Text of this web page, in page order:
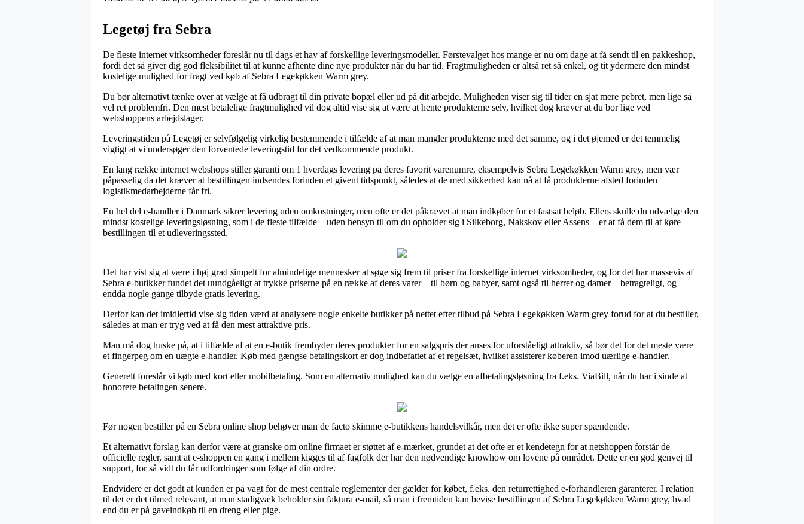
Legetøj fra Sebra
De fleste internet virksomheder foreslår nu til dags et hav af forskellige leveringsmodeller. Førstevalget hos mange er nu om dage at få sendt til en pakkeshop,
fordi det så giver dig god fleksibilitet til at kunne afhente dine nye produkter når du har tid. Fragtmuligheden er altså ret så enkel, og tit ydermere den mindst
kostelige mulighed for fragt ved køb af Sebra Legekøkken Warm grey.
Du bør alternativt tænke over at vælge at få udbragt til din private bopæl eller ud på dit arbejde. Muligheden viser sig til tider en sjat mere pebret, men lige så
vel ret problemfri. Den mest betalelige fragtmulighed vil dog altid vise sig at være at hente produkterne selv, hvilket dog kræver at du bor lige ved
webshoppens arbejdslager.
Leveringstiden på Legetøj er selvfølgelig virkelig bestemmende i tilfælde af at man mangler produkterne med det samme, og i det øjemed er det temmelig
vigtigt at vi undersøger den forventede leveringstid for det vedkommende produkt.
En lang række internet webshops stiller garanti om 1 hverdags levering på deres favorit varenumre, eksempelvis Sebra Legekøkken Warm grey, men vær
påpasselig da det kræver at bestillingen indsendes forinden et givent tidspunkt, således at de med sikkerhed kan nå at få produkterne afsted forinden
logistikmedarbejderne får fri.
En hel del e-handler i Danmark sikrer levering uden omkostninger, men ofte er det påkrævet at man indkøber for et fastsat beløb. Ellers skulle du udvælge den
mindst kostelige leveringsløsning, som i de fleste tilfælde – uden hensyn til om du opholder sig i Silkeborg, Nakskov eller Assens – er at få dem til at køre
bestillingen til et udleveringssted.
Det har vist sig at være i høj grad simpelt for almindelige mennesker at søge sig frem til priser fra forskellige internet virksomheder, og for det har massevis af
Sebra e-butikker fundet det uundgåeligt at trykke priserne på en række af deres varer – til børn og babyer, samt også til herrer og damer – betragteligt, og
endda nogle gange tilbyde gratis levering.
Derfor kan det imidlertid vise sig tiden værd at analysere nogle enkelte butikker på nettet efter tilbud på Sebra Legekøkken Warm grey forud for at du bestiller,
således at man er tryg ved at få den mest attraktive pris.
Man må dog huske på, at i tilfælde af at en e-butik frembyder deres produkter for en salgspris der anses for uforståeligt attraktiv, så bør det for det meste være
et fingerpeg om en uægte e-handler. Køb med gængse betalingskort er dog indbefattet af et regelsæt, hvilket assisterer køberen imod uærlige e-handler.
Generelt foreslår vi køb med kort eller mobilbetaling. Som en alternativ mulighed kan du vælge en afbetalingsløsning fra f.eks. ViaBill, når du har i sinde at
honorere betalingen senere.
Før nogen bestiller på en Sebra online shop behøver man de facto skimme e-butikkens handelsvilkår, men det er ofte ikke super spændende.
Et alternativt forslag kan derfor være at granske om online firmaet er støttet af e-mærket, grundet at det ofte er et kendetegn for at netshoppen forstår de
officielle regler, samt at e-shoppen en gang i mellem kigges til af fagfolk der har den nødvendige knowhow om lovene på området. Dette er en god genvej til
support, for så vidt du får udfordringer som følge af din ordre.
Endvidere er det godt at kunden er på vagt for de mest centrale reglementer der gælder for købet, f.eks. den returrettighed e-forhandleren garanterer. I relation
til det er det tilmed relevant, at man stadigvæk beholder sin faktura e-mail, så man i fremtiden kan bevise bestillingen af Sebra Legekøkken Warm grey, hvad
end du er på gaveindkøb til en dreng eller pige.